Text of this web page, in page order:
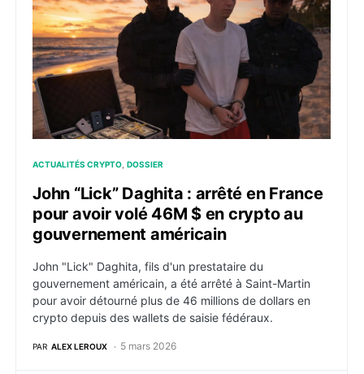
ACTUALITÉS CRYPTO DOSSIER
John “Lick” Daghita : arrêté en France
pour avoir volé 46M $ en crypto au
gouvernement américain
John "Lick" Daghita, fils d'un prestataire du
gouvernement américain, a été arrêté à Saint-Martin
pour avoir détourné plus de 46 millions de dollars en
crypto depuis des wallets de saisie fédéraux.
PAR ALEX LEROUX 5 mars 2026